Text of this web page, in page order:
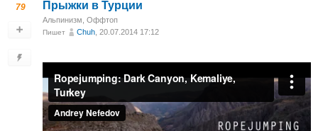
79 Прыжки в Турции
Альпинизм Оффтоп
Пишет Chuh , 20.07.2014 17:12